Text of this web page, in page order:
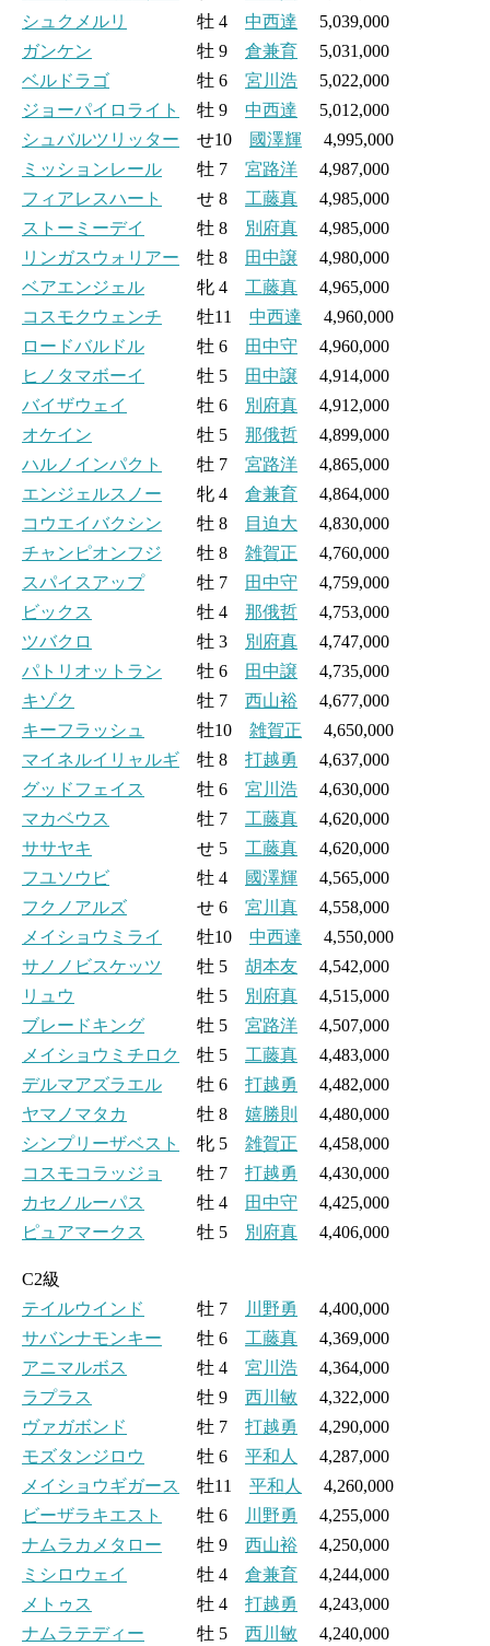
シュクメルリ
牡 4 中西達 5,039,000
ガンケン 牡 9 倉兼育 5,031,000
ベルドラゴ 牡 6 宮川浩 5,022,000
ジョーパイロライト
牡 9 中西達 5,012,000
シュバルツリッター せ10 國澤輝 4,995,000
ミッションレール 牡 7 宮路洋 4,987,000
フィアレスハート
せ 8 工藤真 4,985,000
ストーミーデイ
牡 8 別府真 4,985,000
リンガスウォリアー 牡 8 田中譲 4,980,000
ベアエンジェル 牝 4 工藤真 4,965,000
コスモクウェンチ 牡11 中西達 4,960,000
ロードバルドル 牡 6 田中守 4,960,000
ヒノタマボーイ
牡 5 田中譲 4,914,000
バイザウェイ
牡 6 別府真 4,912,000
オケイン 牡 5 那俄哲 4,899,000
ハルノインパクト
牡 7 宮路洋 4,865,000
エンジェルスノー 牝 4 倉兼育 4,864,000
コウエイバクシン 牡 8 目迫大 4,830,000
チャンピオンフジ 牡 8 雑賀正 4,760,000
スパイスアップ牡 7 田中守 4,759,000
ビックス
牡 4 那俄哲 4,753,000
ツバクロ
牡 3 別府真 4,747,000
パトリオットラン 牡 6 田中譲 4,735,000
キゾク
牡 7 西山裕 4,677,000
キーフラッシュ
牡10 雑賀正 4,650,000
マイネルイリャルギ 牡 8 打越勇
4,637,000
グッドフェイス
牡 6 宮川浩 4,630,000
マカベウス
牡 7 工藤真 4,620,000
ササヤキ
せ 5 工藤真 4,620,000
フユソウビ 牡 4 國澤輝 4,565,000
フクノアルズ せ 6 宮川真 4,558,000
メイショウミライ
牡10 中西達 4,550,000
サノノビスケッツ 牡 5 胡本友 4,542,000
リュウ
牡 5 別府真 4,515,000
ブレードキング 牡 5 宮路洋 4,507,000
メイショウミチロク
牡 5 工藤真 4,483,000
デルマアズラエル 牡 6 打越勇
4,482,000
ヤマノマタカ
牡 8 嬉勝則
4,480,000
シンプリーザベスト
牝 5 雑賀正 4,458,000
コスモコラッジョ
牡 7 打越勇
4,430,000
カセノルーパス
牡 4 田中守 4,425,000
ピュアマークス
牡 5 別府真 4,406,000
C2級
テイルウインド
牡 7 川野勇
4,400,000
サバンナモンキー 牡 6 工藤真 4,369,000
アニマルボス
牡 4 宮川浩 4,364,000
ラプラス
牡 9 西川敏 4,322,000
ヴァガボンド
牡 7 打越勇
4,290,000
モズタンジロウ
牡 6 平和人
4,287,000
メイショウギガース
牡11 平和人
4,260,000
ビーザラキエスト
牡 6 川野勇
4,255,000
ナムラカメタロー 牡 9 西山裕 4,250,000
ミシロウェイ
牡 4 倉兼育 4,244,000
メトゥス
牡 4 打越勇
4,243,000
ナムラテディー 牡 5 西川敏 4,240,000